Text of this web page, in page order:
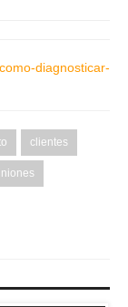
diagnosticar-
clientes